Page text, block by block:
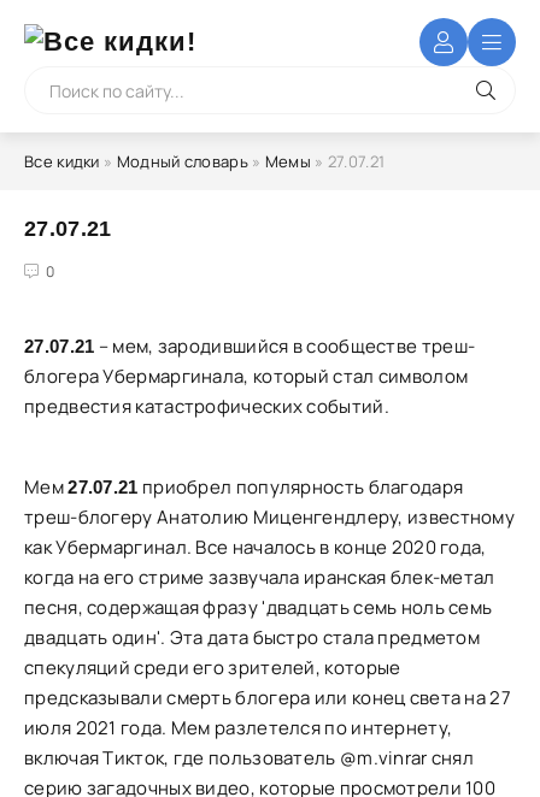
Все кидки » Модный словарь» Мемы » 27.07.21
27.07.21
0
5
27.07.21 – мем, зародившийся в сообществе треш-
блогера Убермаргинала, который стал символом
предвестия катастрофических событий.
Мем27.07.21 приобрел популярность благодаря
треш-блогеру Анатолию Миценгендлеру, известному
как Убермаргинал. Все началось в конце 2020 года,
когда на его стриме зазвучала иранская блек-метал
песня, содержащая фразу 'двадцать семь ноль семь
двадцать один'. Эта дата быстро стала предметом
спекуляций среди его зрителей, которые
предсказывали смерть блогера или конец света на 27
июля 2021 года. Мем разлетелся по интернету,
включая Тикток, где пользователь @m.vinrar снял
серию загадочных видео, которые просмотрели 100